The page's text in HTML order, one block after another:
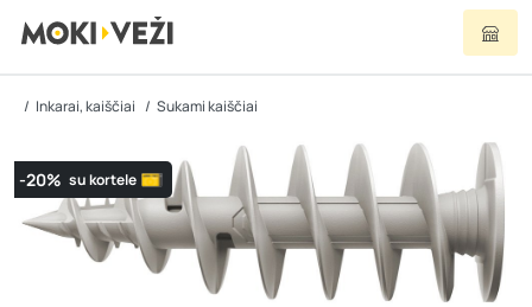
Inkarai, kaiščiai Sukami kaiščiai
-20% su kortele